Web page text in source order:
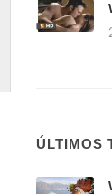
ÚLTIMOS